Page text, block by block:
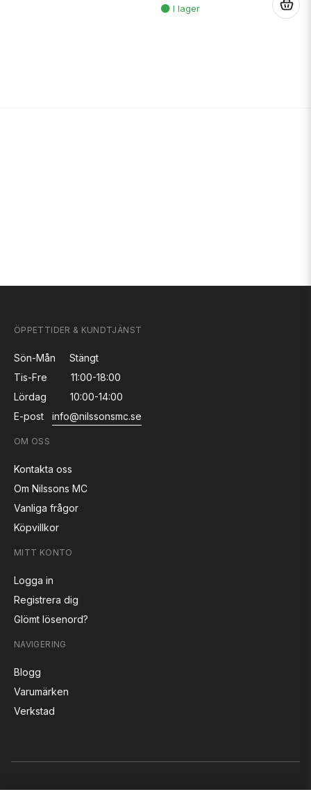
ÖPPETTIDER & KUNDTJÄNST
Sön-Mån
Stängt
Tis-Fre
11:00-18:00
Lördag
10:00-14:00
E-post
info@nilssonsmc.se
OM OSS
Kontakta oss
Om Nilssons MC
Vanliga frågor
Köpvillkor
MITT KONTO
Logga in
Registrera dig
Glömt lösenord?
NAVIGERING
Blogg
Varumärken
Verkstad